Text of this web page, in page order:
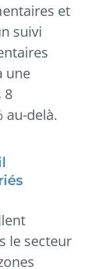
et
suivi
une
8
au-delà.
le secteur